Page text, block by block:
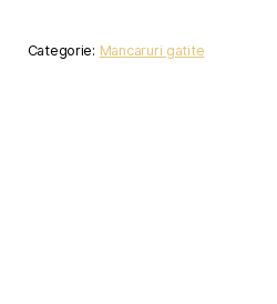
Categorie: Mancaruri gatite